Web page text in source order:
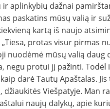
ir aplinkybių dažnai
paskatins mūsų valią ir
kartą iš naujo
protas visur pirmas
nuodėmė mūsų valią
negu protui jį pažinti.
darė Tautų Apaštalas.
džiaukitės Viešpatyje. Man
naujų dalykų, apie